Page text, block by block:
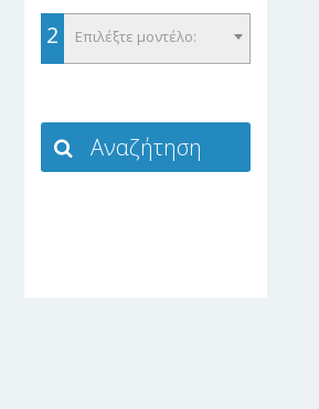
Επιλέξτε μοντέλο:
2